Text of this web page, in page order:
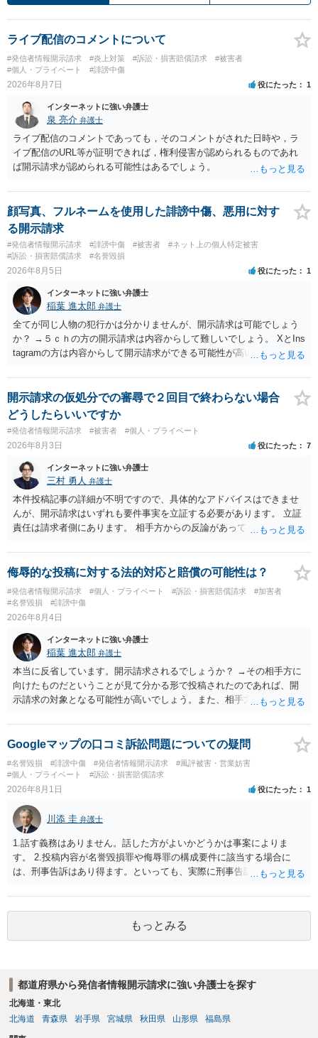
ライブ配信のコメントについて
#発信者情報開示請求 #炎上対策 #訴訟・損害賠償請求
#被害者
#個人・プライベート
#誹謗中傷
2026年8月7日 役にたった 1
インターネットに強い弁護士
泉 亮介 弁護士
ライブ配信のコメントであっても，そのコメントがされた日時や，ラ
イブ配信のURL等が証明できれば，権利侵害が認められるものであれ
ば開示請求が認められる可能性はあるでしょう。
顔写真、フルネームを使用した誹謗中傷、悪用に対す
る開示請求
#発信者情報開示請求 #誹謗中傷 #被害者
#ネット上の個人特定被害
#訴訟・損害賠償請求
#名誉毀損
2026年8月5日 役にたった 1
インターネットに強い弁護士
稲葉 進太郎 弁護士
全てが同じ人物の犯行かは分かりませんが、開示請求は可能でしょう
か？ →５ｃｈの方の開示請求は内容からして難しいでしょう。 XとIns
tagramの方は内容からして開示請求ができる可能性が高いでしょう。
いでしょう。７月中にアカウントが削除されている場合、今から進め
ても失敗する可能性が高いように思われます。 相手を特定できた場
合、相手に全ての弁護士費用を負担させることは可能でしょうか？ →
訴訟外の交渉で相手方が認めれば負担させることができるでしょう。
訴訟で判決となった場合は、実際の弁護士費用が認められる場合と認
められない場合があり何ともいえないところでしょう。
開示請求の仮処分での審尋で２回目で終わらない場合
どうしたらいいですか
#発信者情報開示請求 #被害者 #個人・プライベート
2026年8月3日 役にたった 7
インターネットに強い弁護士
三村 勇人 弁護士
本件投稿記事の詳細が不明ですので、具体的なアドバイスはできませ
んが、開示請求はいずれも要件事実を立証する必要があります。 立証
責任は請求者側にあります。 相手方からの反論があっても、裁判官が
方が口頭で反論したのは、仮処分は迅速性が要求されるためです。 書
面での反論となれば、より遅延する可能性がございます。 また、本件
はXのため、APのIPアドレスの保存期間の問題もございます。 開示請
求は法律知識が不可欠ですが、それだけでは足りず、実務を踏まえた
方法を選択することが重要です。
侮辱的な投稿に対する法的対応と賠償の可能性は？
#発信者情報開示請求 #個人・プライベート #訴訟・損害賠償請求
#加害者
#名誉毀損
#誹謗中傷
2026年8月4日
インターネットに強い弁護士
稲葉 進太郎 弁護士
本当に反省しています。開示請求されるでしょうか？ →その相手方に
向けたものだということが見て分かる形で投稿されたのであれば、開
示請求の対象となる可能性が高いでしょう。また、相手方の投稿した
と存じます。発信者情報開示請求が進むと、投稿に使った回線の契約
者のところに、意見照会がなされます。アカウント情報開示の場合
は、アカウントの登録メールに意見照会がなされます。 また、された
場合賠償金はいくらでしょうか。 →ケースバイケースであり、数万円
から１００万単位まで様々でしょう。裁判外であれば交渉して相手方
Googleマップの口コミ訴訟問題についての疑問
#名誉毀損 #誹謗中傷 #発信者情報開示請求
#風評被害・営業妨害
#個人・プライベート
#訴訟・損害賠償請求
2026年8月1日 役にたった 1
川添 圭 弁護士
1.話す義務はありません。話した方がよいかどうかは事案によりま
す。 2.投稿内容が名誉毀損罪や侮辱罪の構成要件に該当する場合に
は、刑事告訴はあり得ます。といっても、実際に刑事告訴に動くかど
です。Googleは電話番号の開示請求もできることが多いので、少しで
も特定可能になるよう、複数ルートで開示請求が行われることが多い
です。さらにいえば、利用者からの口コミ投稿の場合、開示請求者は
ある程度対象者を特定できている（ただし証拠による裏付けか必要な
もっとみる
都道府県から発信者情報開示請求に強い弁護士を探す
北海道・東北
北海道
青森県 岩手県 宮城県 秋田県 山形県 福島県